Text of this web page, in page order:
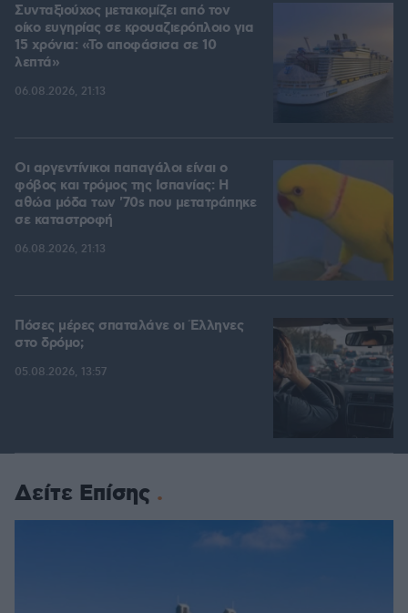
Συνταξιούχος μετακομίζει από τον
οίκο ευγηρίας σε κρουαζιερόπλοιο για
15 χρόνια: «Το αποφάσισα σε 10
λεπτά»
06.08.2026, 21:13
Οι αργεντίνικοι παπαγάλοι είναι ο
φόβος και τρόμος της Ισπανίας: Η
αθώα μόδα των '70s που μετατράπηκε
σε καταστροφή
06.08.2026, 21:13
Πόσες μέρες σπαταλάνε οι Έλληνες
στο δρόμο;
05.08.2026, 13:57
Δείτε Επίσης